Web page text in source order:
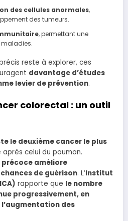
des cellules anormales,
des tumeurs.
, permettant une
maladies.
reste à explorer, ces
davantage d’études
levier de prévention.
colorectal : un outil
le deuxième cancer le plus
après celui du poumon.
améliore
de guérison. L’Institut
rapporte que le nombre
progressivement, en
des